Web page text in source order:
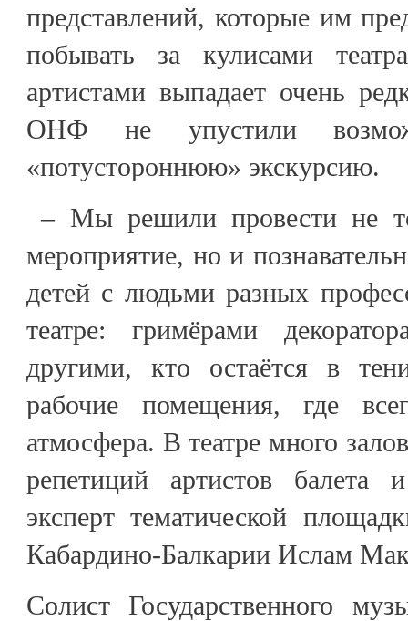
представлений, которые им
побывать за кулисами
артистами выпадает очень
ОНФ не упустили
«потустороннюю» экскурсию.
– Мы решили провести не
мероприятие, но и
детей с людьми разных
театре: гримёрами
другими, кто остаётся в
рабочие помещения, где
атмосфера. В театре много
репетиций артистов балета
эксперт тематической
Кабардино-Балкарии Ислам
Солист Государственного